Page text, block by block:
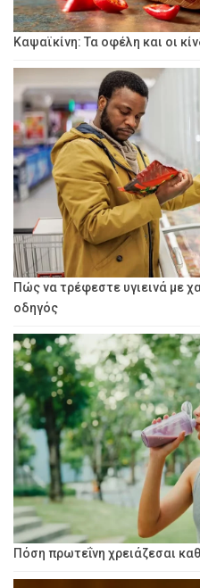
Καψαϊκίνη: Τα οφέλη και οι
Πώς να τρέφεστε υγιεινά με
οδηγός
Πόση πρωτεΐνη χρειάζεσαι